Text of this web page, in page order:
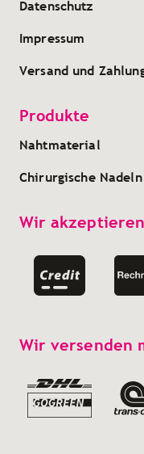
Datenschutz
Impressum
Versand und
Produkte
Nahtmaterial
Chirurgische Nadeln
Wir akzeptieren
Wir versenden